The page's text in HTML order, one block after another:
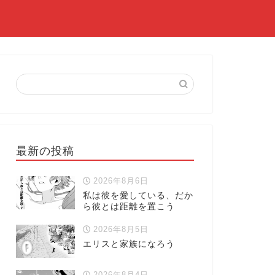
最新の投稿
2026年8月6日
私は彼を愛している、だか
ら彼とは距離を置こう
2026年8月5日
エリスと家族になろう